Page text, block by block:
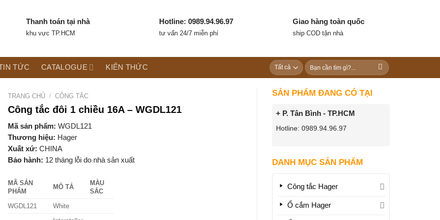
Thanh toán tại nhà
khu vực TP.HCM
Hotline: 0989.94.96.97
tư vấn 24/7 miễn phí
Giao hàng toàn quốc
ship COD tận nhà
TỨC CATALOGUE KIẾN THỨC
Tìm
kiếm:
SẢN PHẨM ĐANG CÓ TẠI
+ P. Tân Bình - TP.HCM
Hotline: 0989.94.96.97
DANH MỤC SẢN PHẨM
Công tắc Hager
Ổ cắm Hager
TRANG CHỦ / CÔNG TẮC
Công tắc đôi 1 chiều 16A – WGDL121
Mã sản phẩm: WGDL121
Thương hiệu: Hager
Xuất xứ: CHINA
Bảo hành: 12 tháng lỗi do nhà sản xuất
MÃ SẢN
PHẨM
MÔ TẢ
MÀU
SẮC
WGDL121
White